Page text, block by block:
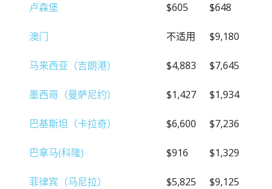
卢森堡 $605 $648
澳门 不适用 $9,180
马来西亚（吉朗港） $4,883 $7,645
墨西哥（曼萨尼约） $1,427 $1,934
巴基斯坦（卡拉奇） $6,600 $7,236
巴拿马(科隆) $916 $1,329
菲律宾（马尼拉） $5,825 $9,125